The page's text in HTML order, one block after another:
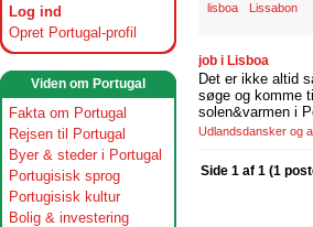
Log ind
Opret Portugal-profil
Viden om Portugal
Fakta om Portugal
Rejsen til Portugal
Byer & steder i Portugal
Portugisisk sprog
Portugisisk kultur
Bolig & investering
lisboa Lissabon
job i Lisboa
Det er ikke altid
søge og komme
solen&varmen i
Udlandsdansker og
Side 1 af 1 (1